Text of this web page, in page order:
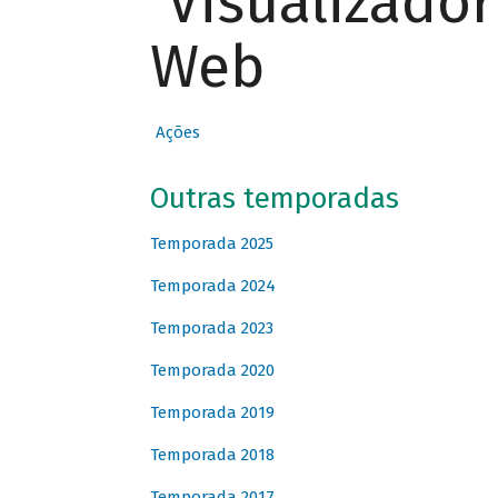
Web
Ações
Outras temporadas
Temporada 2025
Temporada 2024
Temporada 2023
Temporada 2020
Temporada 2019
Temporada 2018